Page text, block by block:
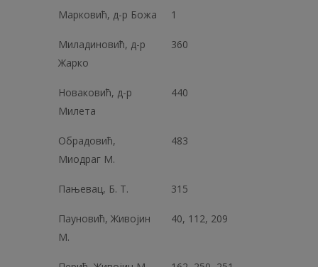
Марковић, д-р Божа 1
Миладиновић, д-р
Жарко
360
Новаковић, д-р
Милета
440
Обрадовић,
Миодраг М.
483
Пањевац, Б. Т. 315
Пауновић, Живојин
М.
40, 112, 209